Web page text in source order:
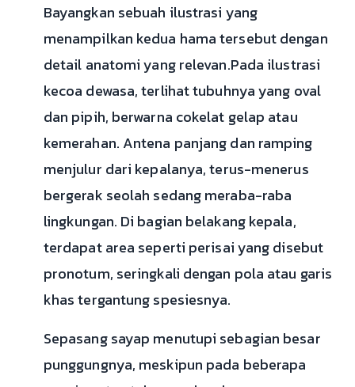
Bayangkan sebuah ilustrasi yang
menampilkan kedua hama tersebut dengan
detail anatomi yang relevan.Pada ilustrasi
kecoa dewasa, terlihat tubuhnya yang oval
dan pipih, berwarna cokelat gelap atau
kemerahan. Antena panjang dan ramping
menjulur dari kepalanya, terus-menerus
bergerak seolah sedang meraba-raba
lingkungan. Di bagian belakang kepala,
terdapat area seperti perisai yang disebut
pronotum, seringkali dengan pola atau garis
khas tergantung spesiesnya.
Sepasang sayap menutupi sebagian besar
punggungnya, meskipun pada beberapa